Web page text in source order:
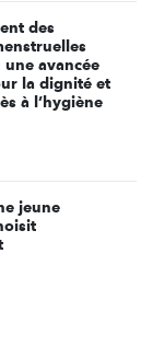
des
avancée
la dignité et
à l’hygiène
jeune